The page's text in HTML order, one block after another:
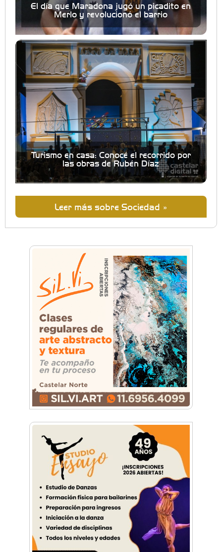
El día que Maradona jugó un picadito en
Merlo y revolucionó el barrio
Turismo en casa: Conocé el recorrido por
las obras de Rubén Díaz
Leer más sobre Sociedad »